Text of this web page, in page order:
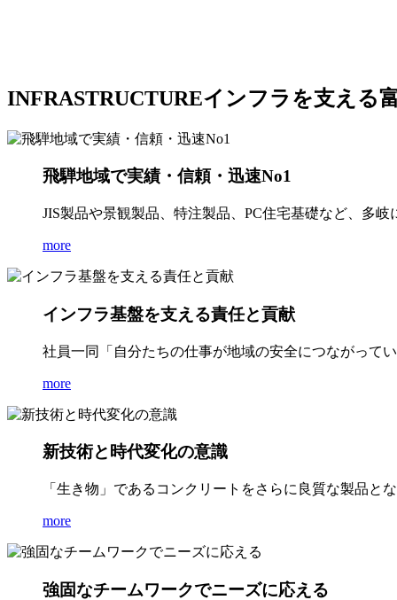
INFRASTRUCTUREインフラを支える
飛騨地域で実績・信頼・迅速No1
JIS製品や景観製品、特注製品、PC住宅基礎など、多
more
インフラ基盤を支える責任と貢献
社員一同「自分たちの仕事が地域の安全につながって
more
新技術と時代変化の意識
「生き物」であるコンクリートをさらに良質な製品と
more
強固なチームワークでニーズに応える